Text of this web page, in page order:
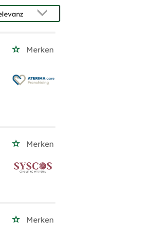
Merken
Merken
Merken